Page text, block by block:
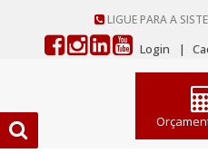
LIGUE PARA A
Login
|